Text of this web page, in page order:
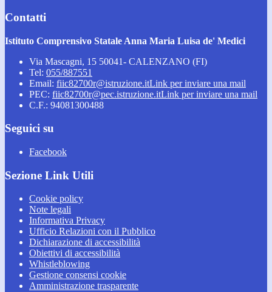
Contatti
Istituto Comprensivo Statale Anna Maria Luisa de' Medici
Via Mascagni, 15 50041- CALENZANO (FI)
Tel: 055/887551
Email: fiic82700r@istruzione.itLink per inviare una mail
PEC: fiic82700r@pec.istruzione.itLink per inviare una mail
C.F.: 94081300488
Seguici su
Facebook
Sezione Link Utili
Cookie policy
Note legali
Informativa Privacy
Ufficio Relazioni con il Pubblico
Dichiarazione di accessibilità
Obiettivi di accessibilità
Whistleblowing
Gestione consensi cookie
Amministrazione trasparente